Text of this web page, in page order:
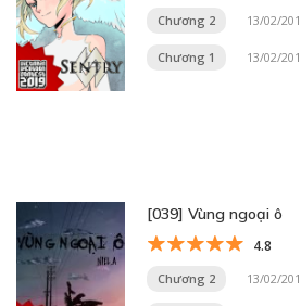
Chương 2 13/02/
Chương 1 13/02/
[039] Vùng ngoại ô
4.8
Chương 2 13/02/